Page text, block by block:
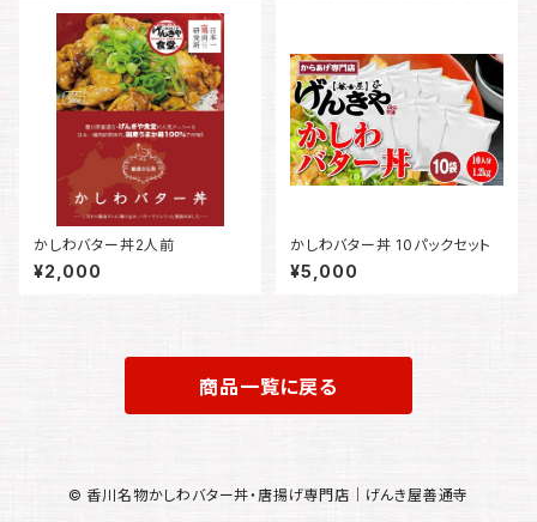
かしわバター丼2人前
¥2,000
かしわバター丼 10パックセット
¥5,000
商品一覧に戻る
© 香川名物かしわバター丼・唐揚げ専門店｜げんき屋善通寺